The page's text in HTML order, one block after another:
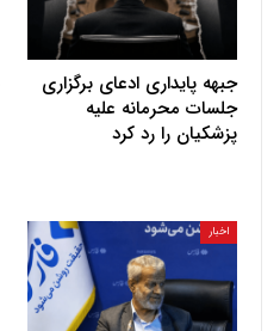
جبهه پایداری ادعای برگزاری
جلسات محرمانه علیه
پزشکیان را رد کرد
اخبار